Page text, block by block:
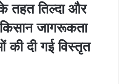
तहत तिल्दा और
जागरूकता
की दी गई विस्तृत